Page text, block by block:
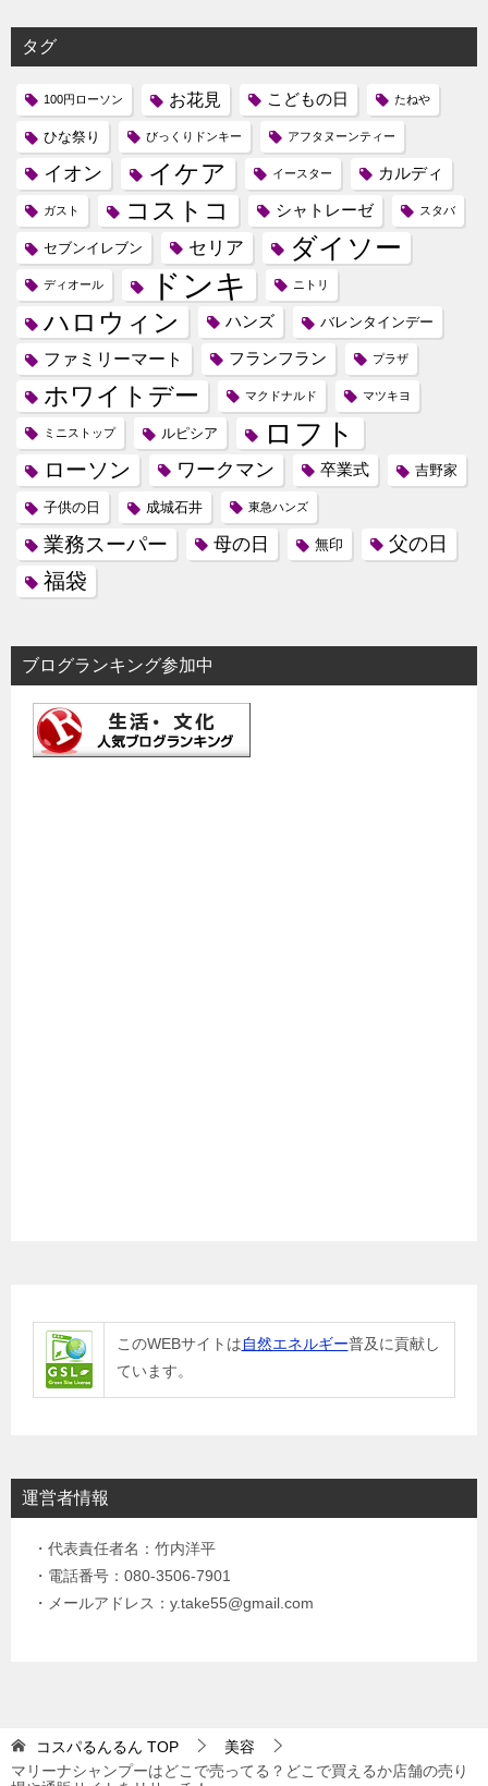
タグ
100円ローソン お花見 こどもの日 たねや
ひな祭り びっくりドンキー アフタヌーンティー
イオン イケア イースター カルディ
ガスト コストコ シャトレーゼ スタバ
セブンイレブン セリア ダイソー
ディオール ドンキ ニトリ
ハロウィン ハンズ バレンタインデー
ファミリーマート フランフラン プラザ
ホワイトデー マクドナルド マツキヨ
ミニストップ ルピシア ロフト
ローソン ワークマン 卒業式 吉野家
子供の日 成城石井 東急ハンズ
業務スーパー 母の日 無印 父の日
福袋
ブログランキング参加中
このWEBサイトは自然エネルギー普及に貢献し
ています。
運営者情報
・代表責任者名：竹内洋平
・電話番号：080-3506-7901
・メールアドレス：y.take55@gmail.com
コスパるんるん TOP
美容
マリーナシャンプーはどこで売ってる？どこで買えるか店舗の売り